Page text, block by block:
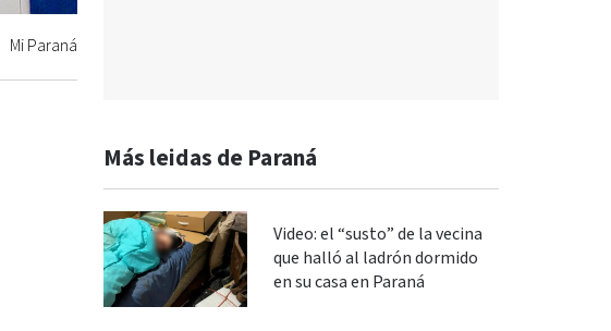
Mi Paraná
Más leidas de Paraná
Video: el “susto” de la vecina
que halló al ladrón dormido
en su casa en Paraná